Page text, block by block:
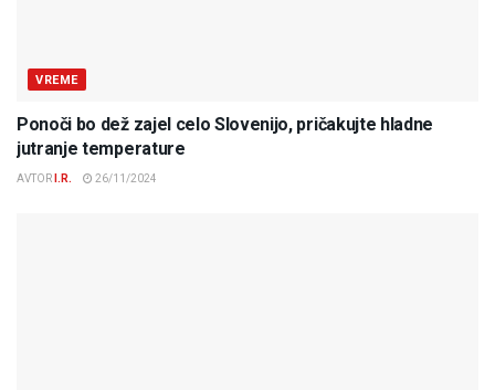
VREME
Ponoči bo dež zajel celo Slovenijo, pričakujte hladne
jutranje temperature
AVTOR I.R. 26/11/2024